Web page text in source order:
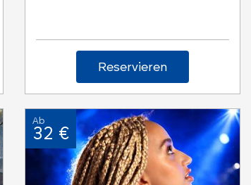
Reservieren
Ab
32 €